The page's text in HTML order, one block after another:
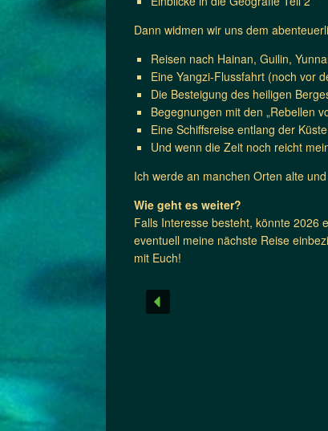
Dann widmen wir uns dem
Reisen nach Hainan, Guilin,
Eine Yangzi-Flussfahrt (noch vor
Die Besteigung des heiligen
Begegnungen mit den „Rebellen
Eine Schiffsreise entlang der
Und wenn die Zeit noch reicht
Ich werde an manchen Orten alte
Wie geht es weiter?
Falls Interesse besteht, könnte 2026
eventuell meine nächste Reise
mit Euch!